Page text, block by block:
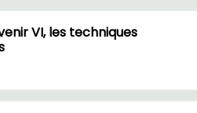
VI, les techniques